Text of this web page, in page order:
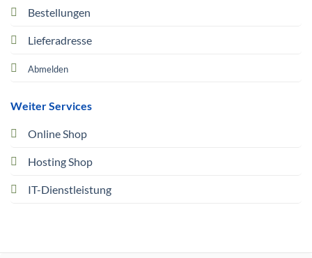
Bestellungen
Lieferadresse
Abmelden
Weiter Services
Online Shop
Hosting Shop
IT-Dienstleistung